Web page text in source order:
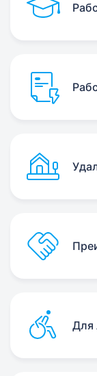
Для